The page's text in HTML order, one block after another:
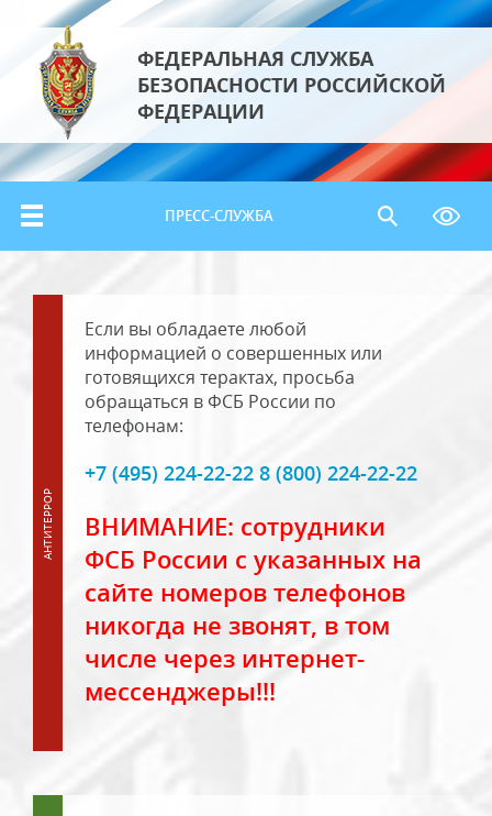
ФЕДЕРАЛЬНАЯ СЛУЖБА
БЕЗОПАСНОСТИ РОССИЙСКОЙ
ФЕДЕРАЦИИ
ПРЕСС-СЛУЖБА
Если вы обладаете любой
информацией о совершенных или
готовящихся терактах, просьба
обращаться в ФСБ России по
телефонам:
+7 (495) 224-22-22 8 (800) 224-22-22
ВНИМАНИЕ: сотрудники
ФСБ России с указанных на
сайте номеров телефонов
никогда не звонят, в том
числе через интернет-
мессенджеры!!!